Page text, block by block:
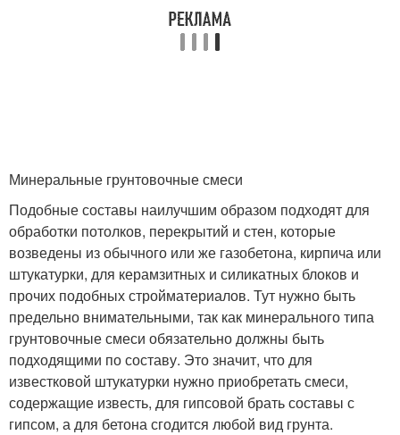
Минеральные грунтовочные смеси
Подобные составы наилучшим образом подходят для
обработки потолков, перекрытий и стен, которые
возведены из обычного или же газобетона, кирпича или
штукатурки, для керамзитных и силикатных блоков и
прочих подобных стройматериалов. Тут нужно быть
предельно внимательными, так как минерального типа
грунтовочные смеси обязательно должны быть
подходящими по составу. Это значит, что для
известковой штукатурки нужно приобретать смеси,
содержащие известь, для гипсовой брать составы с
гипсом, а для бетона сгодится любой вид грунта.